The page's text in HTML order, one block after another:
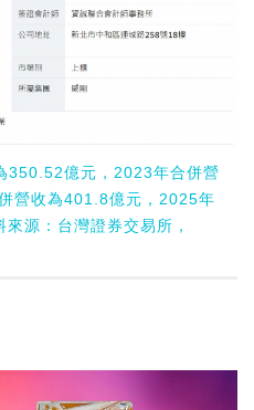
350.52億元，2023年合併營
營收為401.8億元，2025年
源：台灣證券交易所，